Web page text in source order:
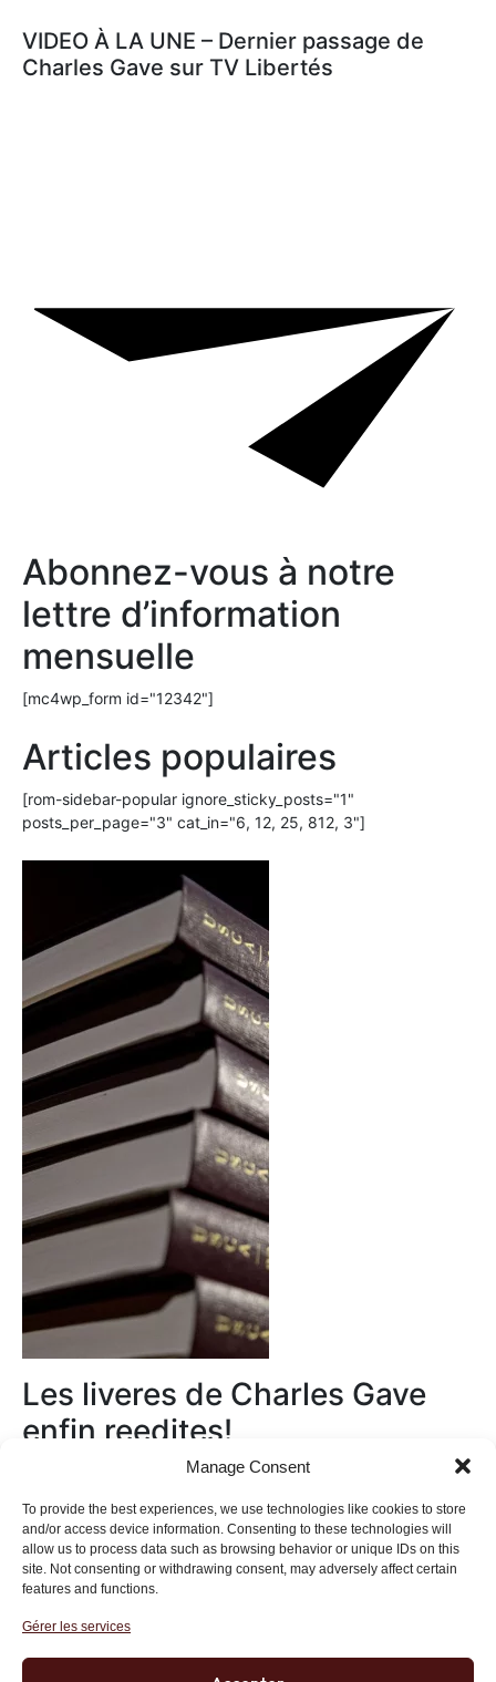
Manage Consent
To provide the best experiences, we use technologies like cookies to store
and/or access device information. Consenting to these technologies will
allow us to process data such as browsing behavior or unique IDs on this
site. Not consenting or withdrawing consent, may adversely affect certain
features and functions.
Gérer les services
VIDEO À LA UNE – Dernier passage de
Charles Gave sur TV Libertés
Abonnez-vous à notre
lettre d’information
mensuelle
[mc4wp_form id="12342"]
Articles populaires
[rom-sidebar-popular ignore_sticky_posts="1"
posts_per_page="3" cat_in="6, 12, 25, 812, 3"]
Les liveres de Charles Gave
enfin reedites!
Institut des Libertés
27 bis rue Copernic, 75116, Paris